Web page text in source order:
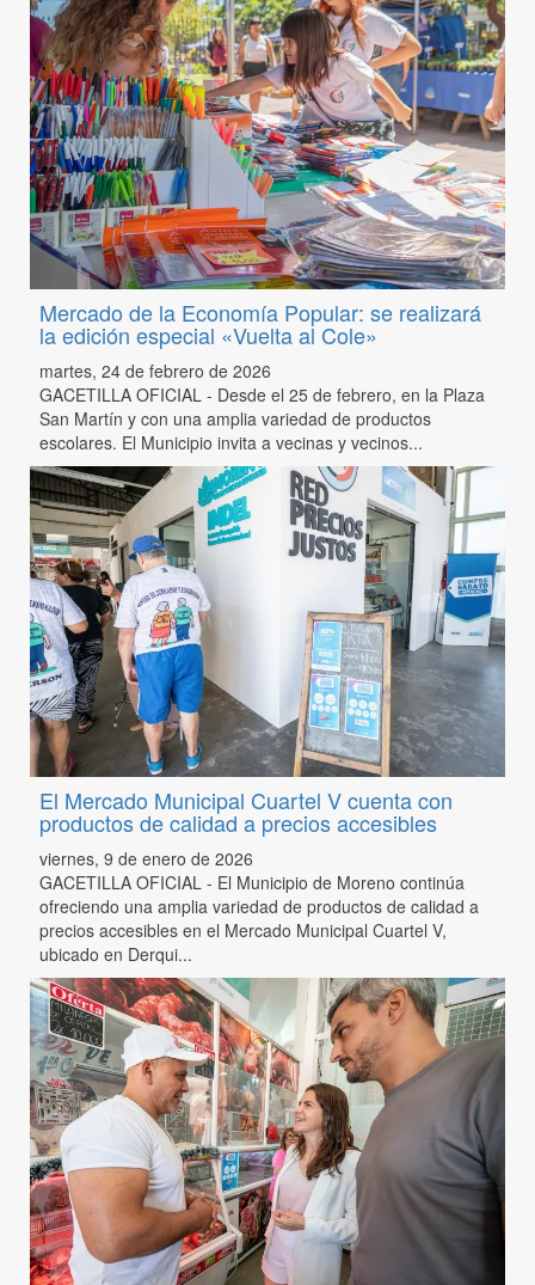
Mercado de la Economía Popular: se realizará
la edición especial «Vuelta al Cole»
martes, 24 de febrero de 2026
GACETILLA OFICIAL - Desde el 25 de febrero, en la Plaza
San Martín y con una amplia variedad de productos
escolares. El Municipio invita a vecinas y vecinos...
El Mercado Municipal Cuartel V cuenta con
productos de calidad a precios accesibles
viernes, 9 de enero de 2026
GACETILLA OFICIAL - El Municipio de Moreno continúa
ofreciendo una amplia variedad de productos de calidad a
precios accesibles en el Mercado Municipal Cuartel V,
ubicado en Derqui...